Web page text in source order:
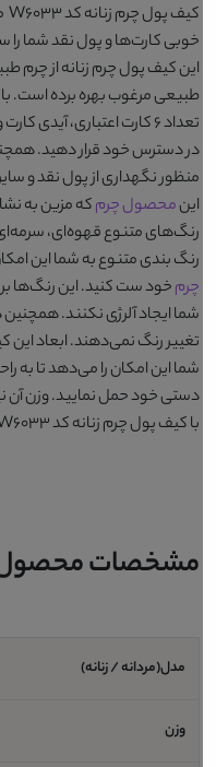
کیف پول چرم زنانه کد W6033
خوبی کارت‌ها و پول نقد شما را
اینکیف پول چرم زنانهاز چرم
طبیعی مرغوب بهره برده است. با
تعداد ۶ کارت اعتباری، آیدی
در دسترس خود قرار دهید.
منظور نگهداری از پول نقد و
اینمحصول چرمکه مزین به
رنگ‌های متنوعقهوه‌ای،
رنگ بندی متنوع به شما این
چرمخود ست کنید. این رنگ‌ها بر
شما ایجاد آلرژی نکنند. همچنین
شما این امکان را می‌دهد تا به
دستی خود حمل نمایید. وزن آن نیز بسیار
کیف پول چرم زنانه کد W6033
مشخصات محصول
مدل(مردانه / زنانه)
وزن